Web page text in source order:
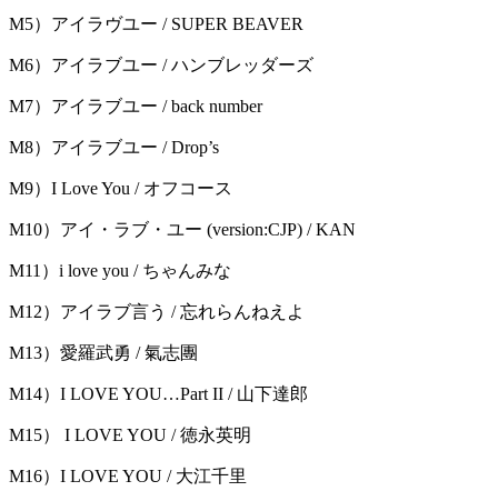
M5）アイラヴユー / SUPER BEAVER
M6）アイラブユー / ハンブレッダーズ
M7）アイラブユー / back number
M8）アイラブユー / Drop’s
M9）I Love You / オフコース
M10）アイ・ラブ・ユー (version:CJP) / KAN
M11）i love you / ちゃんみな
M12）アイラブ言う / 忘れらんねえよ
M13）愛羅武勇 / 氣志團
M14）I LOVE YOU…Part II / 山下達郎
M15） I LOVE YOU / 徳永英明
M16）I LOVE YOU / 大江千里